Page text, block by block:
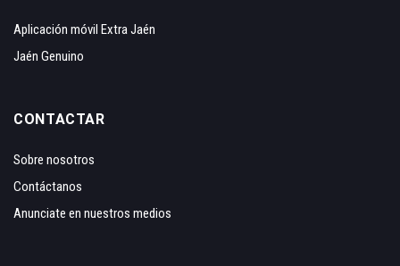
Aplicación móvil Extra Jaén
Jaén Genuino
CONTACTAR
Sobre nosotros
Contáctanos
Anunciate en nuestros medios